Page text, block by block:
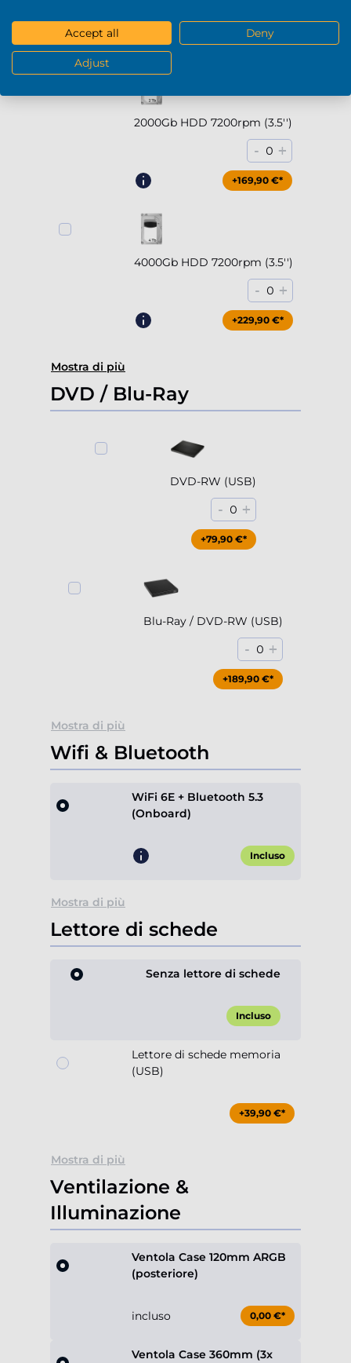
+294,90 €*
2000Gb HDD 7200rpm (3.5'')
- 0 +
+169,90 €*
4000Gb HDD 7200rpm (3.5'')
- 0 +
+229,90 €*
Mostra di più
DVD / Blu-Ray
DVD-RW (USB)
- 0 +
+79,90 €*
Blu-Ray / DVD-RW (USB)
- 0 +
+189,90 €*
Mostra di più
Wifi & Bluetooth
WiFi 6E + Bluetooth 5.3
(Onboard)
Incluso
Mostra di più
Lettore di schede
Senza lettore di schede
Incluso
Lettore di schede memoria
(USB)
+39,90 €*
Mostra di più
Ventilazione &
Illuminazione
Ventola Case 120mm ARGB
(posteriore)
incluso 0,00 €*
Ventola Case 360mm (3x
Accept all Deny
Adjust